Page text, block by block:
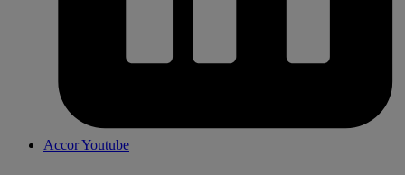
Accor Youtube